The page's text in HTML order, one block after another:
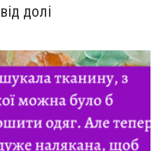
долі